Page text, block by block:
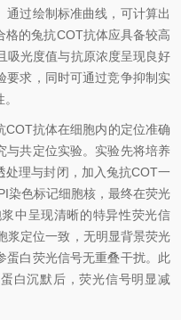
通过绘制标准曲线，可计算出
格的兔抗COT抗体应具备较高
吸光度值与抗原浓度呈现良好
要求，同时可通过竞争抑制实
抗体在细胞内的定位准确
与共定位实验。实验先将培养
处理与封闭，加入兔抗COT一
染色标记细胞核，最终在荧光
中呈现清晰的特异性荧光信
浆定位一致，无明显背景荧光
蛋白荧光信号无重叠干扰。此
白沉默后，荧光信号明显减